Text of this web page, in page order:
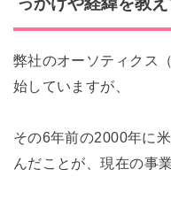
弊社のオーソティクス
始していますが、
その6年前の2000年に
んだことが、現在の事